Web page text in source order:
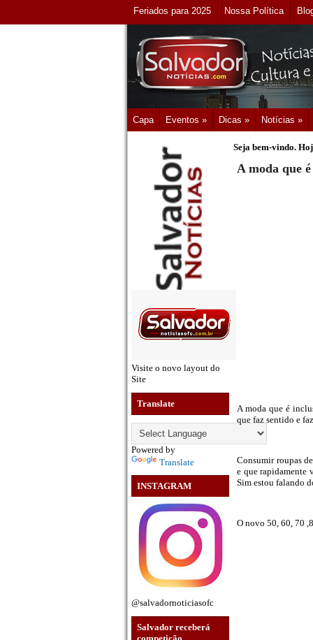
Feriados para 2025 Nossa Política
Capa Eventos » Dicas » Notícias »
Visite o novo layout do
Site
Translate
Powered by
Translate
INSTAGRAM
@salvadornoticiasofc
Salvador receberá
Seja bem-vindo.
A moda que
A moda que é
que faz sentido e
Consumir roupas
e que rapidamente
Sim estou falando
O novo 50, 60, 70